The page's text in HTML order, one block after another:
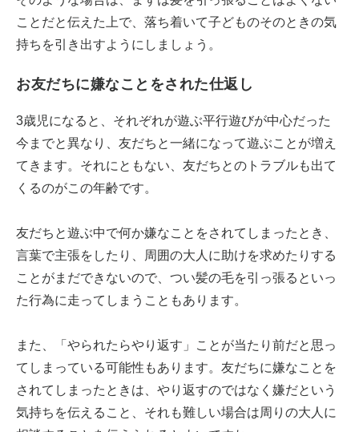
ことだと伝えた上で、落ち着いて子どものそのときの気
持ちを引き出すようにしましょう。
お友だちに嫌なことをされた仕返し
3歳児になると、それぞれが遊ぶ平行遊びが中心だった
今までと異なり、友だちと一緒になって遊ぶことが増え
てきます。それにともない、友だちとのトラブルも出て
くるのがこの年齢です。
友だちと遊ぶ中で何か嫌なことをされてしまったとき、
言葉で主張をしたり、周囲の大人に助けを求めたりする
ことがまだできないので、つい髪の毛を引っ張るといっ
た行為に走ってしまうこともあります。
また、「やられたらやり返す」ことが当たり前だと思っ
てしまっている可能性もあります。友だちに嫌なことを
されてしまったときは、やり返すのではなく嫌だという
気持ちを伝えること、それも難しい場合は周りの大人に